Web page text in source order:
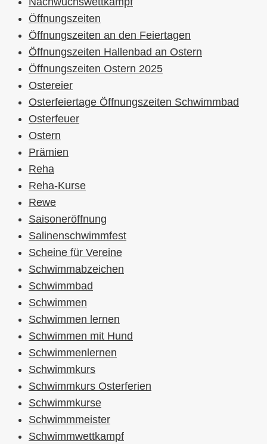
Öffnungszeiten
Öffnungszeiten an den Feiertagen
Öffnungszeiten Hallenbad an Ostern
Öffnungszeiten Ostern 2025
Ostereier
Osterfeiertage Öffnungszeiten Schwimmbad
Osterfeuer
Ostern
Prämien
Reha
Reha-Kurse
Rewe
Saisoneröffnung
Salinenschwimmfest
Scheine für Vereine
Schwimmabzeichen
Schwimmbad
Schwimmen
Schwimmen lernen
Schwimmen mit Hund
Schwimmenlernen
Schwimmkurs
Schwimmkurs Osterferien
Schwimmkurse
Schwimmmeister
Schwimmwettkampf